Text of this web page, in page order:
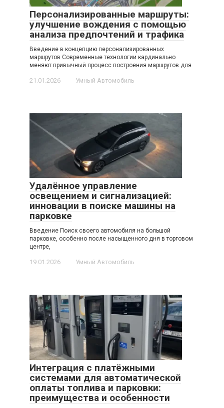
Персонализированные маршруты:
улучшение вождения с помощью
анализа предпочтений и трафика
Введение в концепцию персонализированных
маршрутов Современные технологии кардинально
меняют привычный процесс построения маршрутов для
21.01.2026 Умный Автомобиль
Удалённое управление
освещением и сигнализацией:
инновации в поиске машины на
парковке
Введение Поиск своего автомобиля на большой
парковке, особенно после насыщенного дня в торговом
центре,
19.01.2026 Умный Автомобиль
Интеграция с платёжными
системами для автоматической
оплаты топлива и парковки:
преимущества и особенности